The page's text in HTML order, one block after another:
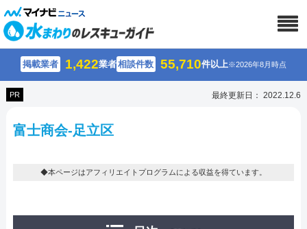
掲載業者 1,422業者相談件数 55,710件以上※2026年8月時点
PR 最終更新日： 2022.12.6
富士商会-足立区
◆本ページはアフィリエイトプログラムによる収益を得ています。